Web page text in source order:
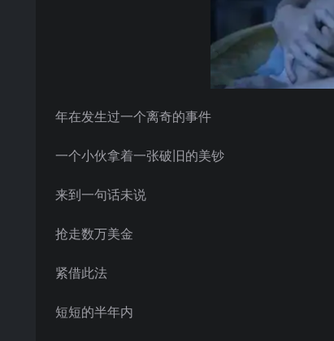
年在发生过一个离奇的事件
一个小伙拿着一张破旧的美钞
来到一句话未说
抢走数万美金
紧借此法
短短的半年内